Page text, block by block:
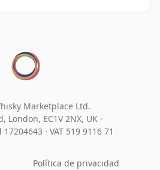
Marketplace Ltd.
London, EC1V 2NX, UK ·
17204643 · VAT 519 9116 71
Política de privacidad